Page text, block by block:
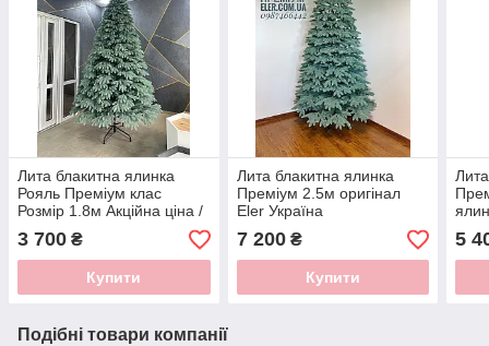
Лита блакитна ялинка
Рояль Преміум клас
Розмір 1.8м Акційна ціна /
литая ель / елка литая /
3 700 ₴
Купити
Лита блакитна ялинка
Преміум 2.5м оригінал
Eler Україна
7 200₴
Купити
5
Подібні товари компанії